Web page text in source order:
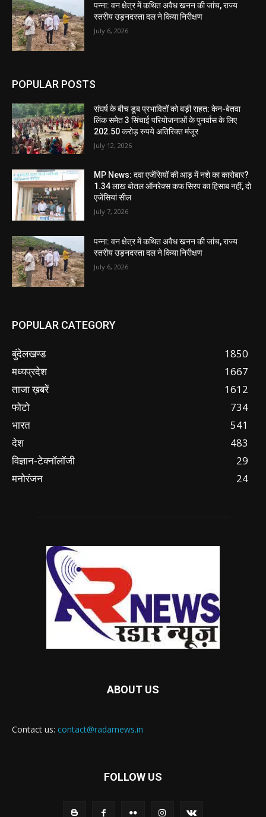
पन्ना: वन क्षेत्र में कथित अवैध खनन की जांच, राज्य
स्तरीय उड़नदस्ता दल ने किया निरीक्षण
July 6, 2026
POPULAR POSTS
संघर्ष के बीच डूब प्रभावितों को बड़ी राहत: केन-बेतवा
लिंक समेत 3 सिंचाई परियोजनाओं के पुनर्वास के लिए
202.50 करोड़ रुपये अतिरिक्त मंजूर
July 12, 2026
MP News: दवा एजेंसियों की आड़ में नशे का कारोबार?
1.34 लाख बोतल ऑनरेक्स कफ सिरप का हिसाब नहीं, दो
एजेंसियां सील
July 7, 2026
पन्ना: वन क्षेत्र में कथित अवैध खनन की जांच, राज्य
स्तरीय उड़नदस्ता दल ने किया निरीक्षण
July 6, 2026
POPULAR CATEGORY
बुंदेलखण्ड
1850
मध्यप्रदेश
1667
ताजा ख़बरें
1612
फोटो
734
भारत
541
देश
483
विज्ञान-टेक्नॉलॉजी
29
मनोरंजन
24
ABOUT US
Contact us: contact@radarnews.in
FOLLOW US